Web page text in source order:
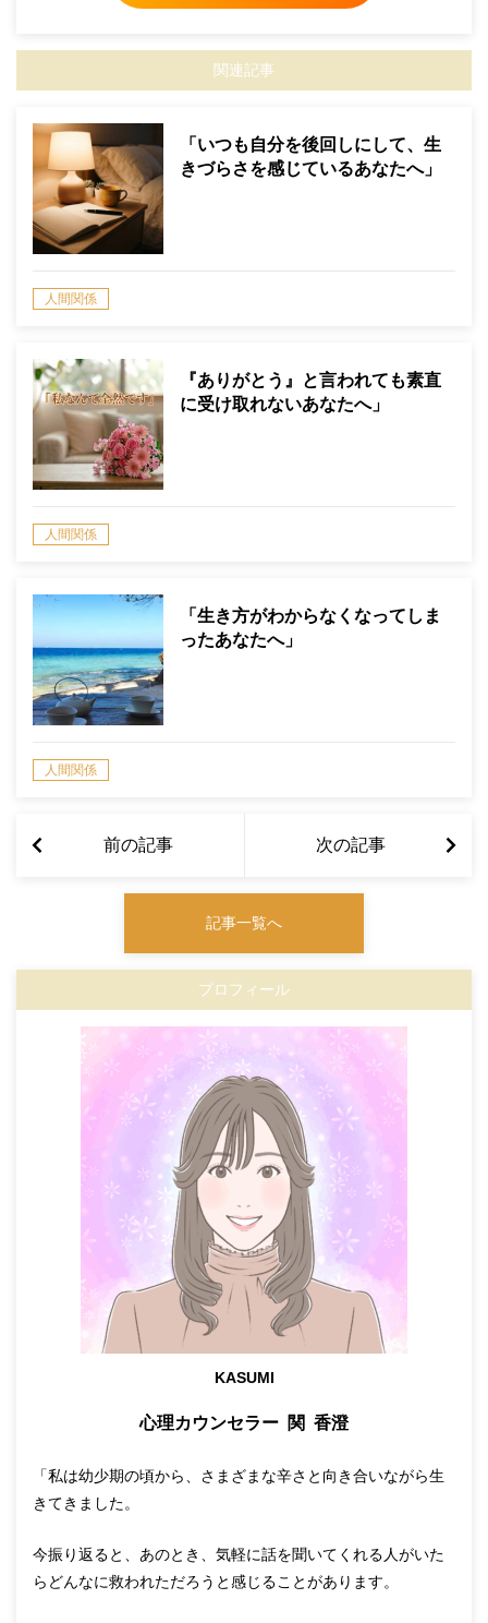
関連記事
「いつも自分を後回しにして、生
きづらさを感じているあなたへ」
人間関係
『ありがとう』と言われても素直
に受け取れないあなたへ」
人間関係
「生き方がわからなくなってしま
ったあなたへ」
人間関係
前の記事 次の記事
記事一覧へ
プロフィール
KASUMI
心理カウンセラー 関 香澄
「私は幼少期の頃から、さまざまな辛さと向き合いながら生
きてきました。
今振り返ると、あのとき、気軽に話を聞いてくれる人がいた
らどんなに救われただろうと感じることがあります。